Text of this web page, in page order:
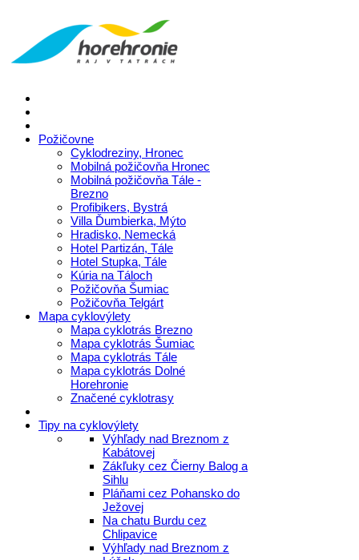
Požičovne
Cyklodreziny, Hronec
Mobilná požičovňa Hronec
Mobilná požičovňa Tále -
Brezno
Profibikers, Bystrá
Villa Ďumbierka, Mýto
Hradisko, Nemecká
Hotel Partizán, Tále
Hotel Stupka, Tále
Kúria na Táloch
Požičovňa Šumiac
Požičovňa Telgárt
Mapa cyklovýlety
Mapa cyklotrás Brezno
Mapa cyklotrás Šumiac
Mapa cyklotrás Tále
Mapa cyklotrás Dolné
Horehronie
Značené cyklotrasy
Tipy na cyklovýlety
Výhľady nad Breznom z
Kabátovej
Zákľuky cez Čierny Balog a
Sihlu
Pláňami cez Pohansko do
Ježovej
Na chatu Burdu cez
Chlipavice
Výhľady nad Breznom z